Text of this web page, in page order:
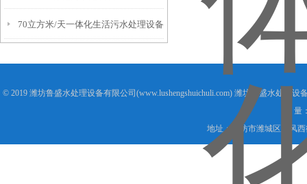
70立方米/天一体化生活污水处理设备
© 2019 潍坊鲁盛水处理设备有限公司(www.lushengshuichuli.com) 潍坊鲁盛水处理设
量
地址：潍坊市潍城区东风